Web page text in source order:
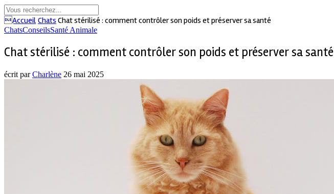
Accueil Chats Chat stérilisé : comment contrôler son poids et préserver sa santé
ChatsConseilsSanté Animale
Chat stérilisé : comment contrôler son poids et préserver sa santé
écrit parCharlène 26 mai 2025